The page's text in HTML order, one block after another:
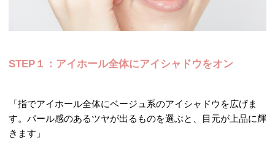
STEP１：アイホール全体にアイシャドウをオン
「指でアイホール全体にベージュ系のアイシャドウを広げま
す。パール感のあるツヤが出るものを選ぶと、目元が上品に輝
きます」